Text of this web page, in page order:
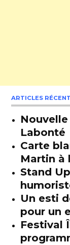
ARTICLES
Labonté
Carte
Martin à
Stand
Un esti
pour un
Festival